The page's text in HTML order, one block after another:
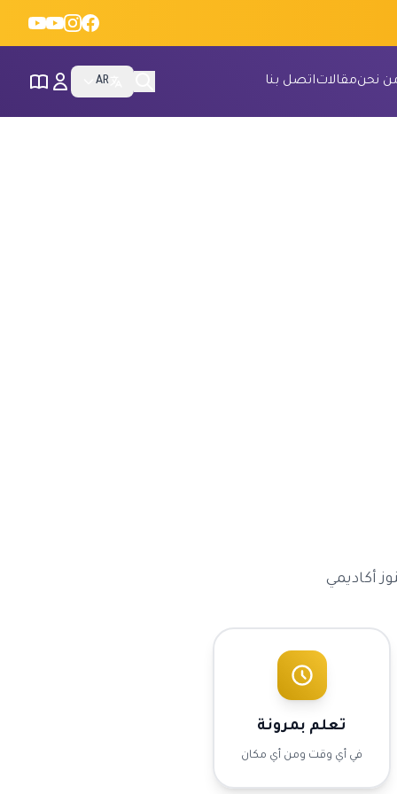
نحنمقالاتاتصل بنا AR
أكاديمي
تعلم بمرونة
في أي وقت ومن أي مكان